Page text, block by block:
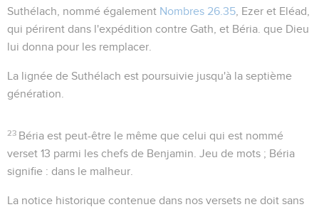
Suthélach, nommé également Nombres 26.35 , Ezer et Eléad,
qui périrent dans l'expédition contre Gath, et Béria. que Dieu
lui donna pour les remplacer.
La lignée de Suthélach est poursuivie jusqu'à la septième
génération.
23 Béria est peut-être le même que celui qui est nommé
verset 13 parmi les chefs de Benjamin. Jeu de mots ; Béria
signifie : dans le malheur
La notice historique contenue dans nos versets ne doit sans